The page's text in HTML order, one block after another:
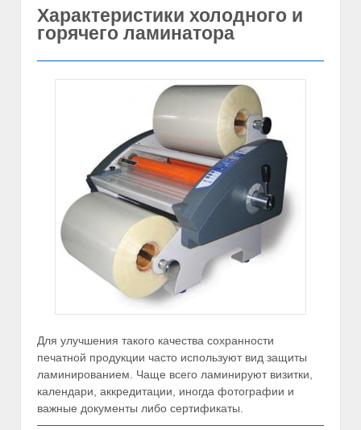
Характеристики холодного и
горячего ламинатора
Для улучшения такого качества сохранности
печатной продукции часто используют вид защиты
ламинированием. Чаще всего ламинируют визитки,
календари, аккредитации, иногда фотографии и
важные документы либо сертификаты.